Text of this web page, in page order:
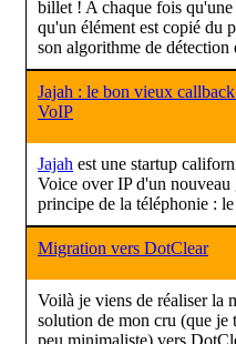
billet ! A chaque fois
qu'un élément est copié du
son algorithme de détection
Jajah : le bon vieux
VoIP
Jajah est une startup
Voice over IP d'un
principe de la téléphonie :
Migration vers DotClear
Voilà je viens de réaliser la
solution de mon cru (que je
peu minimaliste) vers